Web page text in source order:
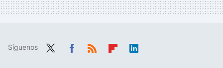
Síguenos